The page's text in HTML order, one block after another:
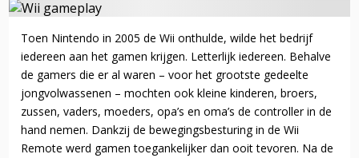
Toen Nintendo in 2005 de Wii onthulde, wilde het bedrijf
iedereen aan het gamen krijgen. Letterlijk iedereen. Behalve
de gamers die er al waren – voor het grootste gedeelte
jongvolwassenen – mochten ook kleine kinderen, broers,
zussen, vaders, moeders, opa’s en oma’s de controller in de
hand nemen. Dankzij de bewegingsbesturing in de Wii
Remote werd gamen toegankelijker dan ooit tevoren. Na de